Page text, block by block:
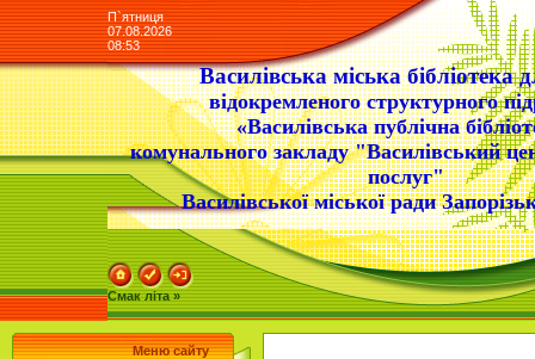
П`ятниця
07.08.2026
08:53
Василівська міська бібліотека
відокремленого структурного
«Василівська публічна
комунального закладу "Василівський
послуг"
Василівської міської ради
Смак літа »
Меню сайту